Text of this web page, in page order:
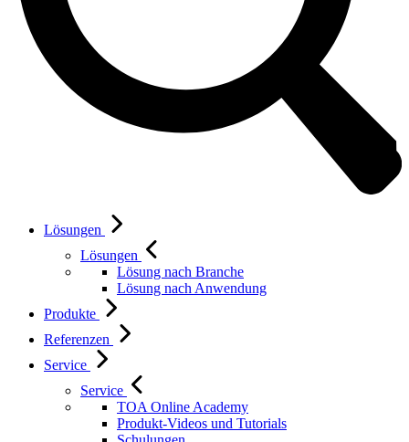
Lösungen
Lösungen
Lösung nach Branche
Lösung nach Anwendung
Produkte
Referenzen
Service
Service
TOA Online Academy
Produkt-Videos und Tutorials